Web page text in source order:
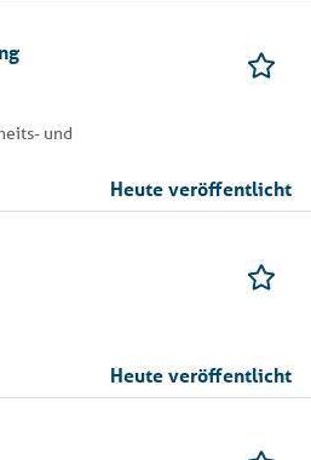
und
Heute veröffentlicht
Heute veröffentlicht